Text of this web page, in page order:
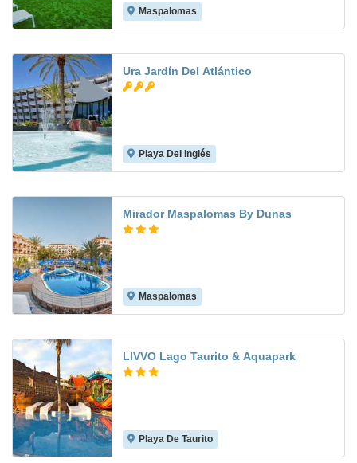
Maspalomas
Ura Jardín Del Atlántico
Playa Del Inglés
Mirador Maspalomas By Dunas
Maspalomas
LIVVO Lago Taurito & Aquapark
Playa De Taurito